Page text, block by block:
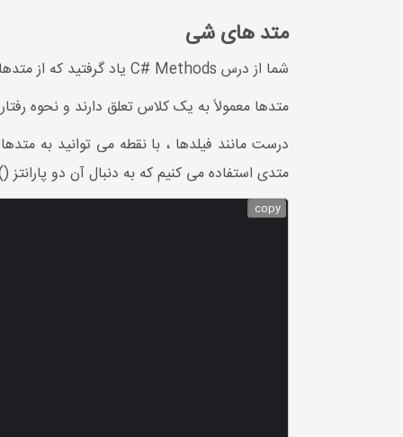
متد های شی
شما از درس C# Methods یاد گرفتید که از متدها برای انجام اقدامات خاص استفاده می شود.
متدها معمولاً به یک کلاس تعلق دارند و نحوه
متدی استفاده می کنیم که به دنبال آن دو
copy